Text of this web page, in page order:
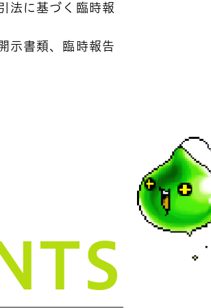
度
法に基づく臨時報
示書類、臨時報告